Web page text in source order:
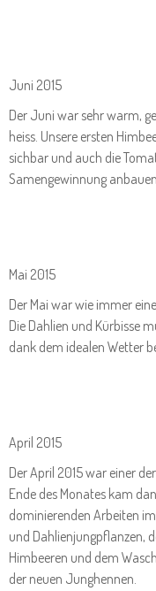
Juni 2015
Der Juni war sehr warm,
heiss. Unsere ersten
sichbar und auch die
Samengewinnung
Mai 2015
Der Mai war wie immer
Die Dahlien und Kürbisse
dank dem idealen Wetter
April 2015
Der April 2015 war einer
Ende des Monates kam
dominierenden Arbeiten
und Dahlienjungpflanzen,
Himbeeren und dem
der neuen Junghennen.